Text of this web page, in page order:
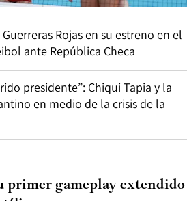
Rojas en su estreno en el
ante República Checa
presidente”: Chiqui Tapia y la
en medio de la crisis de la
primer gameplay extendido